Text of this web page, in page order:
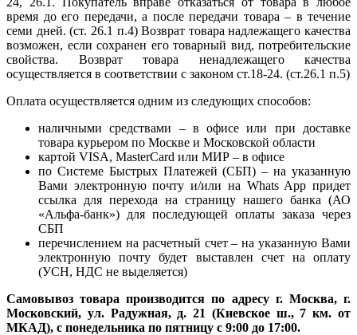
время до его передачи, а после передачи товара – в течение
семи дней. (ст. 26.1 п.4) Возврат товара надлежащего качества
возможен, если сохранен его товарный вид, потребительские
свойства. Возврат товара ненадлежащего качества
осуществляется в соответствии с законом ст.18-24. (ст.26.1 п.5)
Оплата осуществляется одним из следующих способов:
наличными средствами – в офисе или при доставке
товара курьером по Москве и Московской области
картой VISA, MasterCard или МИР – в офисе
по Системе Быстрых Платежей (СБП) – на указанную
Вами электронную почту и/или на Whats App придет
ссылка для перехода на страницу нашего банка (АО
«Альфа-банк») для последующей оплаты заказа через
СБП
перечислением на расчетный счет – на указанную Вами
электронную почту будет выставлен счет на оплату
(УСН, НДС не выделяется)
Самовывоз товара производится по адресу г. Москва, г.
Московский, ул. Радужная, д. 21 (Киевское ш., 7 км. от
МКАД), с понедельника по пятницу с 9:00 до 17:00.